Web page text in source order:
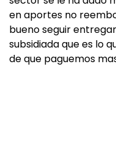
en aportes no
bueno seguir
subsidiada que es lo
de que paguemos